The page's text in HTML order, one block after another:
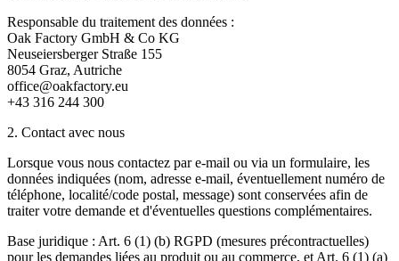
Responsable du traitement des données :
Oak Factory GmbH & Co KG
Neuseiersberger Straße 155
8054 Graz, Autriche
office@oakfactory.eu
+43 316 244 300
2. Contact avec nous
Lorsque vous nous contactez par e-mail ou via un formulaire, les
données indiquées (nom, adresse e-mail, éventuellement numéro de
téléphone, localité/code postal, message) sont conservées afin de
traiter votre demande et d'éventuelles questions complémentaires.
Base juridique : Art. 6 (1) (b) RGPD (mesures précontractuelles)
pour les demandes liées au produit ou au commerce, et Art. 6 (1) (a)